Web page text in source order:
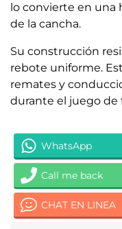
lo convierte en una
de la cancha.
Su construcción
rebote uniforme.
remates y
durante el juego de
WhatsApp
Call me back
CHAT EN LINEA